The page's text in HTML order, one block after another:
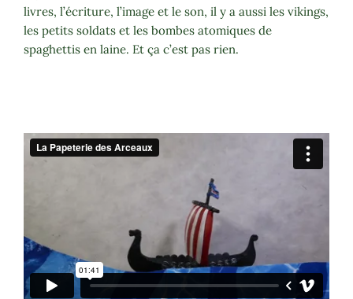
livres, l’écriture, l’image et le son, il y a aussi les vikings,
les petits soldats et les bombes atomiques de
spaghettis en laine. Et ça c’est pas rien.